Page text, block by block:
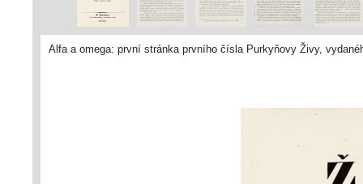
Alfa a omega: první stránka prvního čísla Purkyňovy Živy,